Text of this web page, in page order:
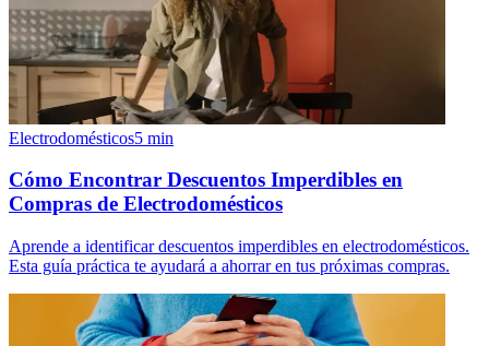
Electrodomésticos5 min
Cómo Encontrar Descuentos Imperdibles en
Compras de Electrodomésticos
Aprende a identificar descuentos imperdibles en electrodomésticos.
Esta guía práctica te ayudará a ahorrar en tus próximas compras.